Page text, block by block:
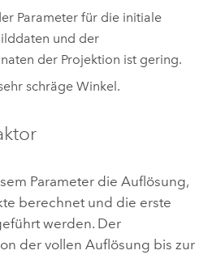
Parameter für die initiale
und der
der Projektion ist gering.
schräge Winkel.
Parameter die Auflösung,
berechnet und die erste
werden. Der
der vollen Auflösung bis zur